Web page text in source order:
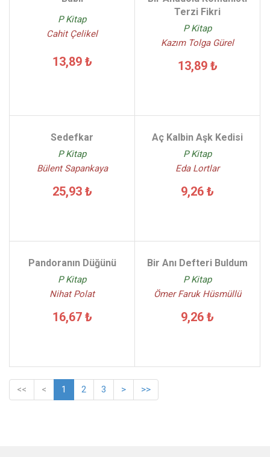
P Kitap
Cahit Çelikel
13,89 ₺
Terzi Fikri
P Kitap
Kazım Tolga Gürel
13,89 ₺
Sedefkar
P Kitap
Bülent Sapankaya
25,93 ₺
Aç Kalbin Aşk Kedisi
P Kitap
Eda Lortlar
9,26 ₺
Pandoranın Düğünü
P Kitap
Nihat Polat
16,67 ₺
Bir Anı Defteri Buldum
P Kitap
Ömer Faruk Hüsmüllü
9,26 ₺
<< < 1 2 3 > >>